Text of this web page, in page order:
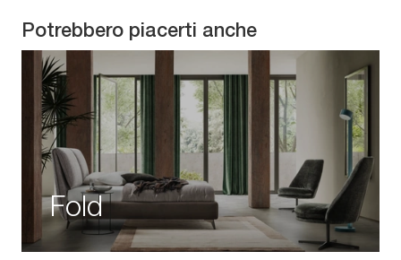
Potrebbero piacerti anche
Fold